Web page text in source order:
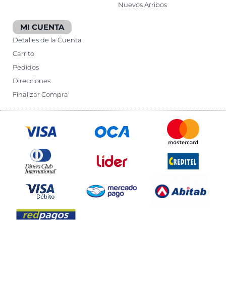
Nuevos Arribos
MI CUENTA
Detalles de la Cuenta
Carrito
Pedidos
Direcciones
Finalizar Compra